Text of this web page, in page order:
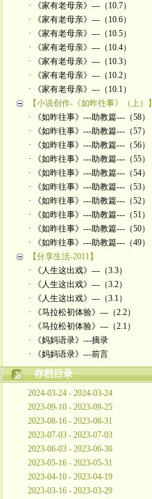
· 《家有老母亲》---（10.7）
· 《家有老母亲》---（10.6）
· 《家有老母亲》---（10.5）
· 《家有老母亲》---（10.4）
· 《家有老母亲》---（10.3）
· 《家有老母亲》---（10.2）
· 《家有老母亲》---（10.1）
【小说创作-《如昨往事》（上）】
· 《如昨往事》---助教篇---（58）
· 《如昨往事》---助教篇---（57）
· 《如昨往事》---助教篇---（56）
· 《如昨往事》---助教篇---（55）
· 《如昨往事》---助教篇---（54）
· 《如昨往事》---助教篇---（53）
· 《如昨往事》---助教篇---（52）
· 《如昨往事》---助教篇---（51）
· 《如昨往事》---助教篇---（50）
· 《如昨往事》---助教篇---（49）
【分享生活-2011】
· 《人生这出戏》---（3.3）
· 《人生这出戏》---（3.2）
· 《人生这出戏》---（3.1）
· 《马拉松初体验》---（2.2）
· 《马拉松初体验》---（2.1）
· 《妈妈语录》---摘录
· 《妈妈语录》---前言
存档目录
2024-03-24 - 2024-03-24
2023-09-10 - 2023-09-25
2023-08-16 - 2023-08-31
2023-07-03 - 2023-07-03
2023-06-03 - 2023-06-30
2023-05-16 - 2023-05-31
2023-04-10 - 2023-04-19
2023-03-16 - 2023-03-29